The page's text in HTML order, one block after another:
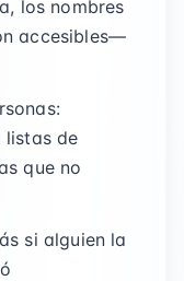
los nombres
accesibles—
listas de
que no
si alguien la